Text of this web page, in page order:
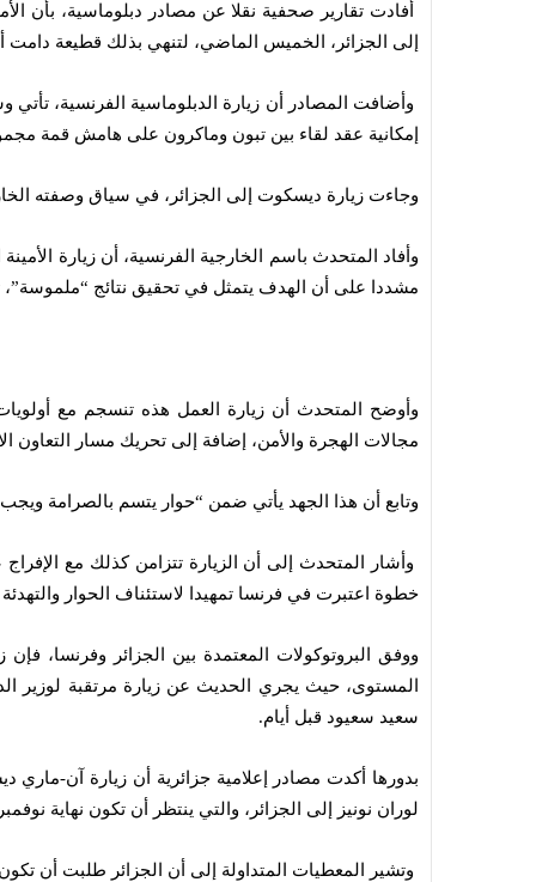
أفادت تقارير صحفية نقلا عن مصادر دبلوماسية، بأن
إلى الجزائر، الخميس الماضي، لتنهي بذلك قطيعة دامت
وأضافت المصادر أن زيارة الدبلوماسية الفرنسية،
إمكانية عقد لقاء بين تبون وماكرون على هامش قمة
وجاءت زيارة ديسكوت إلى الجزائر، في سياق وصفته
وأفاد المتحدث باسم الخارجية الفرنسية، أن زيارة
مشددا على أن الهدف يتمثل في تحقيق نتائج “ملموسة”،
وأوضح المتحدث أن زيارة العمل هذه تنسجم مع
مجالات الهجرة والأمن، إضافة إلى تحريك مسار التعاون
وتابع أن هذا الجهد يأتي ضمن “حوار يتسم بالصرامة
وأشار المتحدث إلى أن الزيارة تتزامن كذلك مع
خطوة اعتبرت في فرنسا تمهيدا لاستئناف الحوار والتهدئة
ووفق البروتوكولات المعتمدة بين الجزائر وفرنسا،
المستوى، حيث يجري الحديث عن زيارة مرتقبة لوزير
سعيد سعيود قبل أيام.
بدورها أكدت مصادر إعلامية جزائرية أن زيارة آن-ماري
لوران نونيز إلى الجزائر، والتي ينتظر أن تكون نهاية
وتشير المعطيات المتداولة إلى أن الجزائر طلبت أن